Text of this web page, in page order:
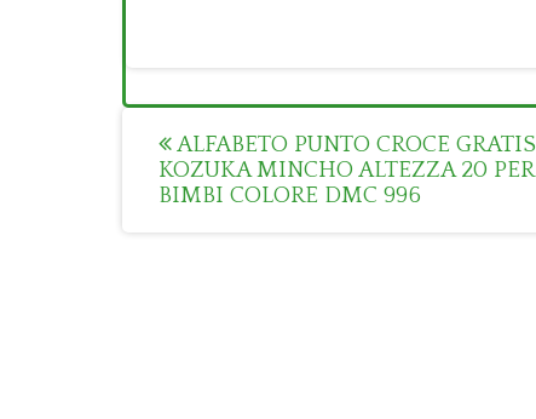
Post
navigation
ALFABETO PUNTO CROCE GRATIS
KOZUKA MINCHO ALTEZZA 20 PER
BIMBI COLORE DMC 996